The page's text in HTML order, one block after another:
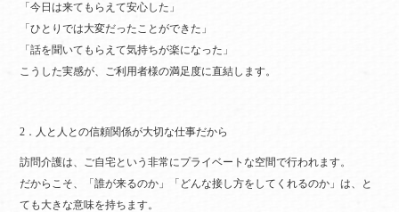
「今日は来てもらえて安心した」
「ひとりでは大変だったことができた」
「話を聞いてもらえて気持ちが楽になった」
こうした実感が、ご利用者様の満足度に直結します。
2．人と人との信頼関係が大切な仕事だから
訪問介護は、ご自宅という非常にプライベートな空間で行われます。
だからこそ、「誰が来るのか」「どんな接し方をしてくれるのか」は、と
ても大きな意味を持ちます。